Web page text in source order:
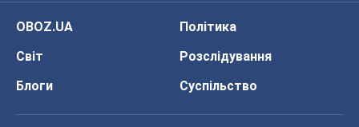
OBOZ.UA
Політика
Світ
Розслідування
Блоги
Суспільство